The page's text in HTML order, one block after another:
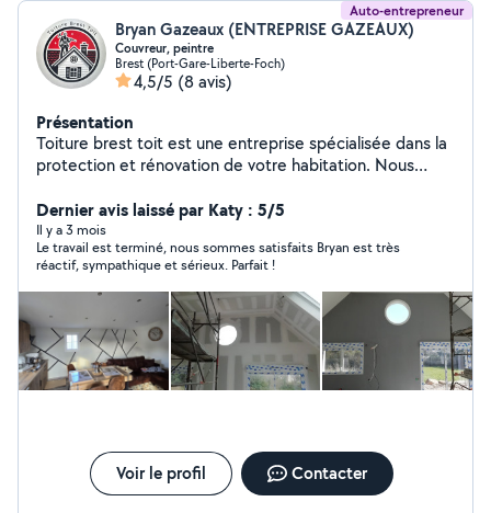
Auto-entrepreneur
Bryan Gazeaux (ENTREPRISE GAZEAUX)
Couvreur, peintre
Brest (Port-Gare-Liberte-Foch)
4,5/5 (8 avis)
Présentation
Toiture brest toit est une entreprise spécialisée dans la
protection et rénovation de votre habitation. Nous
également vos façade. Nous réalisation aussi les travaux
d'intérieur nous réalisation les peintures d'intérieur sur
mesure à moindre coût. Intervention rapidement et
efficace. Déplacement et devis gratuit
Dernier avis laissé par Katy : 5/5
Il y a 3 mois
Le travail est terminé, nous sommes satisfaits Bryan est très
réactif, sympathique et sérieux. Parfait !
Voir le profil Contacter